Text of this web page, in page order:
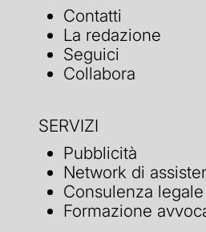
Contatti
La redazione
Seguici
Collabora
SERVIZI
Pubblicità
Network di
Consulenza
Formazione